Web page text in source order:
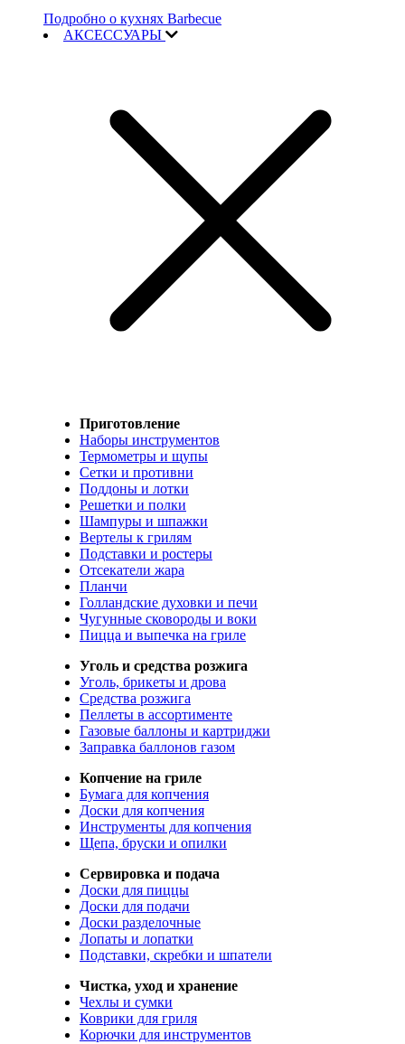
Подробно о кухнях Barbecue
АКСЕССУАРЫ
Приготовление
Наборы инструментов
Термометры и щупы
Сетки и противни
Поддоны и лотки
Решетки и полки
Шампуры и шпажки
Вертелы к грилям
Подставки и ростеры
Отсекатели жара
Планчи
Голландские духовки и печи
Чугунные сковороды и воки
Пицца и выпечка на гриле
Уголь и средства розжига
Уголь, брикеты и дрова
Средства розжига
Пеллеты в ассортименте
Газовые баллоны и картриджи
Заправка баллонов газом
Копчение на гриле
Бумага для копчения
Доски для копчения
Инструменты для копчения
Щепа, бруски и опилки
Сервировка и подача
Доски для пиццы
Доски для подачи
Доски разделочные
Лопаты и лопатки
Подставки, скребки и шпатели
Чистка, уход и хранение
Чехлы и сумки
Коврики для гриля
Корючки для инструментов